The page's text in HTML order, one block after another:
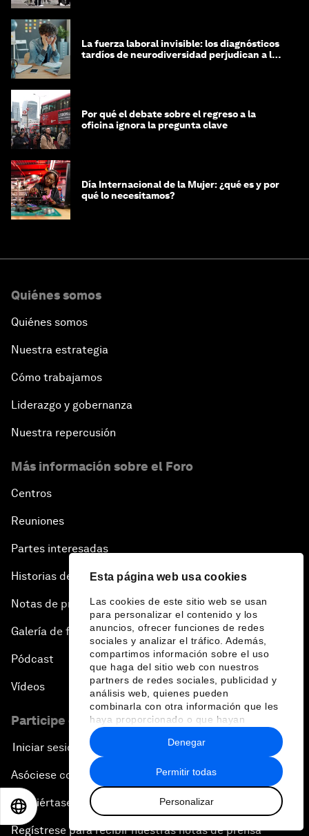
Esta página web usa cookies
Las cookies de este sitio web se usan
para personalizar el contenido y los
anuncios, ofrecer funciones de redes
sociales y analizar el tráfico. Además,
compartimos información sobre el uso
que haga del sitio web con nuestros
partners de redes sociales, publicidad y
análisis web, quienes pueden
combinarla con otra información que les
haya proporcionado o que hayan
recopilado a partir del uso que haya
hecho de sus servicios.
Permitir todas
Personalizar
Denegar
La fuerza laboral invisible: los diagnósticos
tardíos de neurodiversidad perjudican a las
Por qué el debate sobre el regreso a la
oficina ignora la pregunta clave
Día Internacional de la Mujer: ¿qué es y por
qué lo necesitamos?
Quiénes somos
Quiénes somos
Nuestra estrategia
Cómo trabajamos
Liderazgo y gobernanza
Nuestra repercusión
Más información sobre el Foro
Centros
Reuniones
Partes interesadas
Historias del Foro
Notas de prensa
Galería de fotos
Pódcast
Vídeos
Participe en el Foro
Iniciar sesión
Asóciese con nosotros
Conviértase en miembro
Regístrese para recibir nuestras notas de prensa
EN